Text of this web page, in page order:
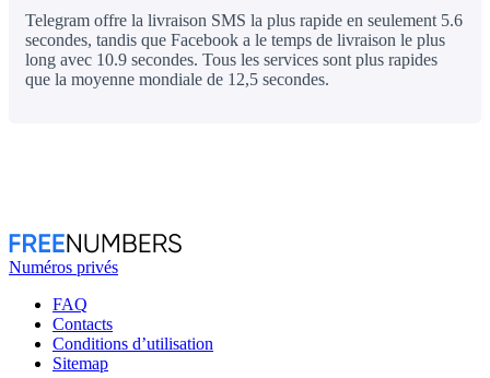
Telegram offre la livraison SMS la plus rapide en seulement 5.6
secondes, tandis que Facebook a le temps de livraison le plus
long avec 10.9 secondes. Tous les services sont plus rapides
que la moyenne mondiale de 12,5 secondes.
Numéros privés
FAQ
Contacts
Conditions d’utilisation
Sitemap